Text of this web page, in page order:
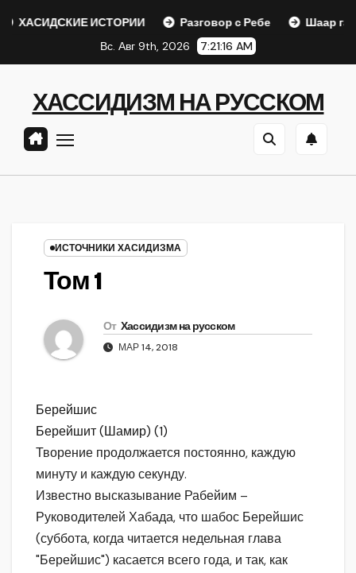
ИСТОРИИ Разговор с Ребе
Шаар гайихуд гл. 1
Вс. Авг 9th, 2026
7:21:17 AM
ХАССИДИЗМ НА РУССКОМ
ИСТОЧНИКИ ХАСИДИЗМА
Том 1
От Хассидизм на русском
МАР 14, 2018
Берейшис
Берейшит (Шамир) (1)
Творение продолжается постоянно, каждую
минуту и каждую секунду.
Известно высказывание Рабейим –
Руководителей Хабада, что шабос Берейшис
(суббота, когда читается недельная глава
"Берейшис") касается всего года, и так, как